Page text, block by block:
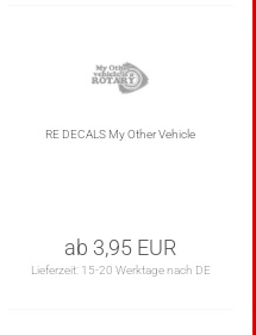
RE DECALS My Other Vehicle
ab 3,95 EUR
Lieferzeit: 15-20 Werktage nach DE